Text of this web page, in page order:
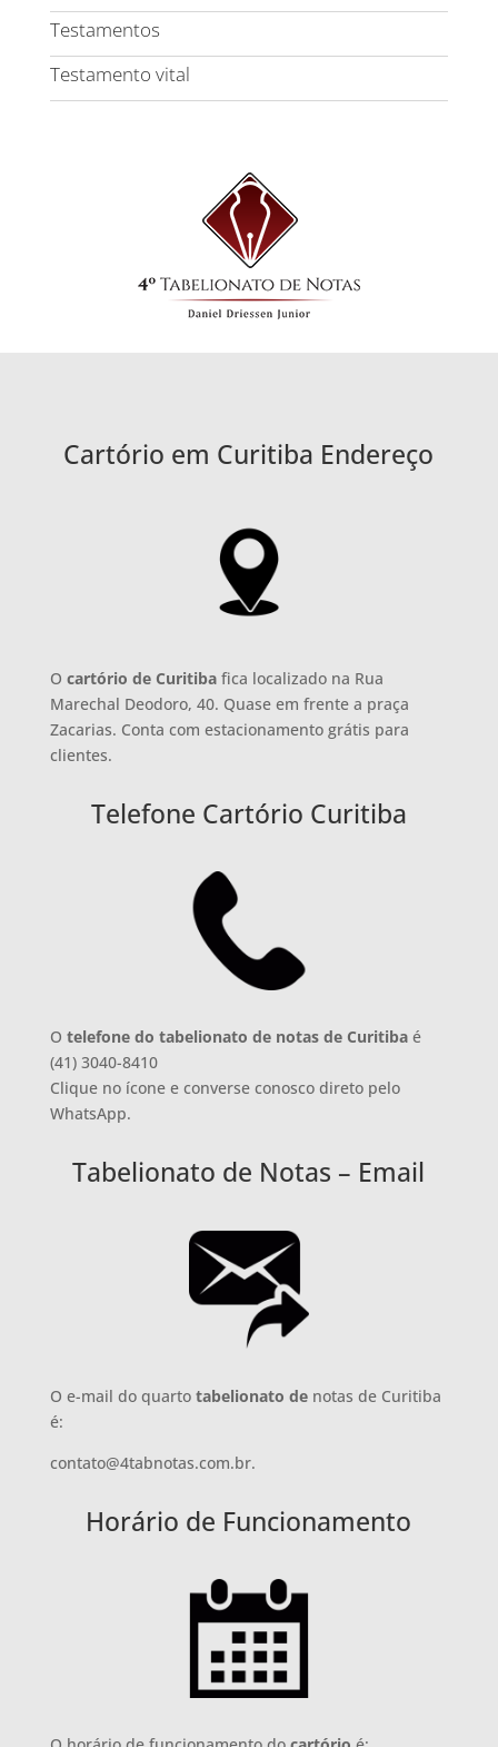
Testamentos
Testamento vital
Cartório em Curitiba Endereço
O cartório de Curitibafica localizado na Rua
Marechal Deodoro, 40. Quase em frente a praça
Zacarias. Conta com estacionamento grátis para
clientes.
Telefone Cartório Curitiba
O telefone do tabelionato de notas de Curitibaé
(41) 3040-8410
Clique no ícone e converse conosco direto pelo
WhatsApp.
Tabelionato de Notas – Email
O e-mail do quarto tabelionato de notas de Curitiba
é:
contato@4tabnotas.com.br.
Horário de Funcionamento